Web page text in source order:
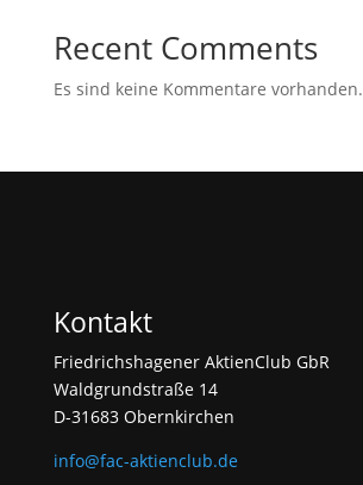
Recent Comments
Es sind keine Kommentare vorhanden.
Kontakt
Friedrichshagener AktienClub GbR
Waldgrundstraße 14
D-31683 Obernkirchen
info@fac-aktienclub.de